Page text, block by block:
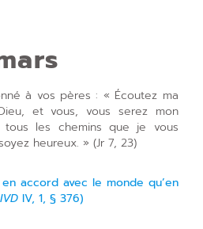
à vos pères : « Écoutez ma
et vous, vous serez mon
les chemins que je vous
heureux. » (Jr 7, 23)
accord avec le monde qu’en
IVD IV, 1, § 376)